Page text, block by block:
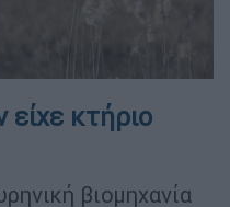
είχε κτήριο
βιομηχανία